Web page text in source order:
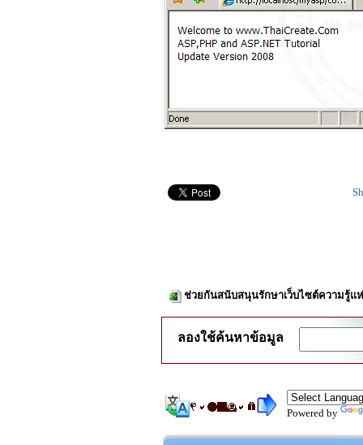
ช่วยกันสนับสนุนรักษาเว็บไซต์ความรู้แ
ลองใช้ค้นหาข้อมูล
Powered by